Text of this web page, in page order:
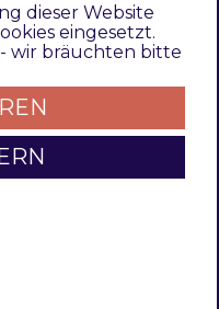
CHANGELOG
dieser Website
eingesetzt.
wir bräuchten bitte